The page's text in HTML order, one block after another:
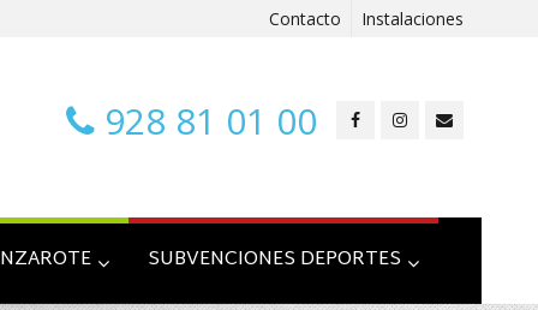
Contacto Instalaciones
928 81 01 00
SUBVENCIONES DEPORTES